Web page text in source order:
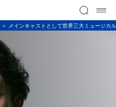
メインキャストとして世界三大ミュージカ